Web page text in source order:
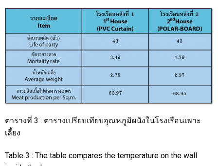
ตารางที่ 3 : ตารางเปรียบเทียบอุณหภูมิผนังในโรงเรือนเพาะ
เลี้ยง
Table 3 : The table compares the temperature on the wall